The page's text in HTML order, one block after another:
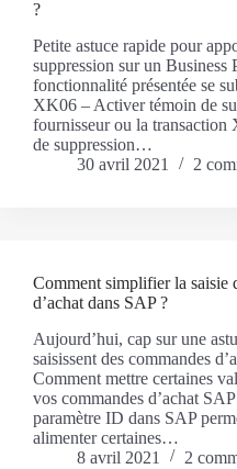
?
Petite astuce rapide pour
suppression sur un Business
fonctionnalité présentée se
XK06 – Activer témoin de
fournisseur ou la
de suppression…
30 avril 2021
2
Comment simplifier la saisie
d’achat dans SAP ?
Aujourd’hui, cap sur une
saisissent des commandes
Comment mettre certaines
vos commandes d’achat
paramètre ID dans SAP
alimenter certaines…
8 avril 2021
2